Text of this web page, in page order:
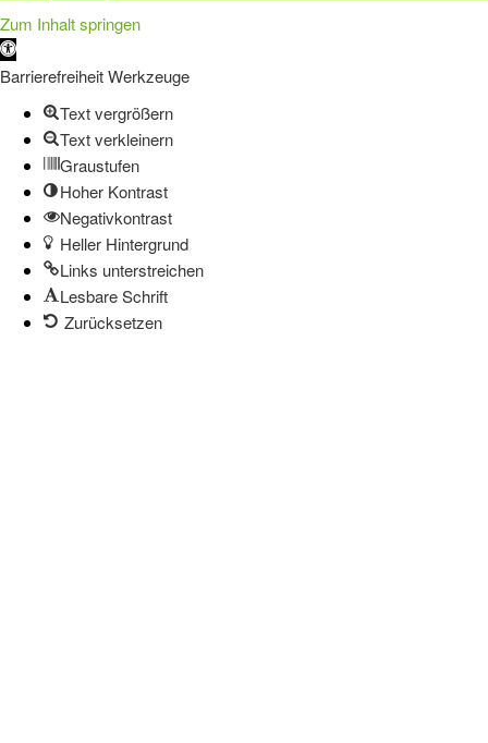
Zum Inhalt springen
Werkzeugleiste
öffnen
Barrierefreiheit Werkzeuge
Text vergrößern
Text verkleinern
Graustufen
Hoher Kontrast
Negativkontrast
Heller Hintergrund
Links unterstreichen
Lesbare Schrift
Zurücksetzen